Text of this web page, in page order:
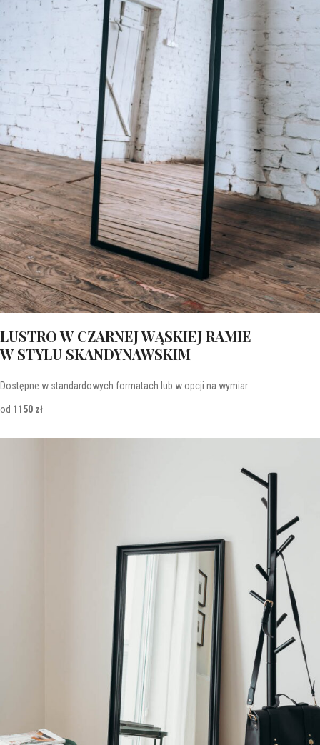
LUSTRO W CZARNEJ WĄSKIEJ RAMIE
W STYLU SKANDYNAWSKIM
Dostępne w standardowych formatach lub w opcji na wymiar
od 1150 zł